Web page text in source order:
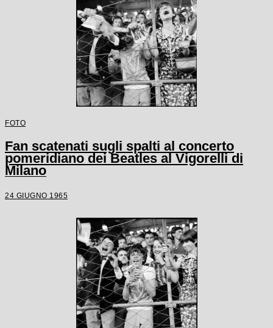
FOTO
Fan scatenati sugli spalti al concerto
pomeridiano dei Beatles al Vigorelli di
Milano
24 GIUGNO 1965